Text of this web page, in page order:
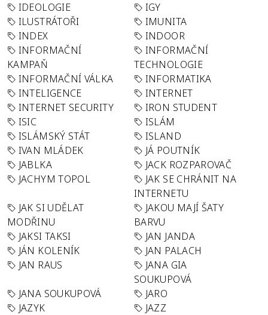
IDEOLOGIE
IGY
ILUSTRÁTOŘI
IMUNITA
INDEX
INDOOR
INFORMAČNÍ
KAMPAŇ
INFORMAČNÍ
TECHNOLOGIE
INFORMAČNÍ VÁLKA
INFORMATIKA
INTELIGENCE
INTERNET
INTERNET SECURITY
IRON STUDENT
ISIC
ISLÁM
ISLÁMSKÝ STÁT
ISLAND
IVAN MLÁDEK
JÁ POUTNÍK
JABLKA
JACK ROZPAROVAČ
JACHYM TOPOL
JAK SE CHRÁNIT NA
INTERNETU
JAK SI UDĚLAT
MODŘINU
JAKOU MAJÍ ŠATY
BARVU
JAKSI TAKSI
JAN JANDA
JÁN KOLENÍK
JAN PALACH
JAN RAUS
JANA GIA
SOUKUPOVÁ
JANA SOUKUPOVÁ
JARO
JAZYK
JAZZ